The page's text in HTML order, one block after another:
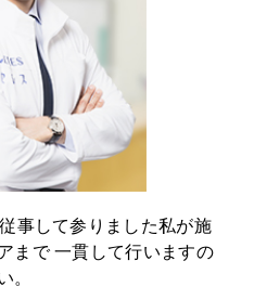
事して参りました私が施
まで一貫して行いますの
。